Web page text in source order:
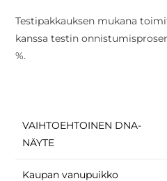
Testipakkauksen mukana
kanssa testin
%.
VAIHTOEHTOINEN DNA-
NÄYTE
Kaupan vanupuikko